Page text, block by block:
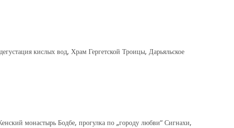
кислых вод, Храм Гергетской Троицы, Дарьяльское
монастырь Бодбе, прогулка по „городу любви“ Сигнахи,